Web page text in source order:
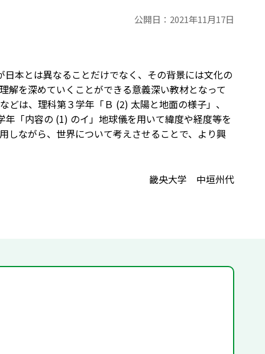
公開日： 2021年11月17日
本とは異なることだけでなく、その背景には文化の
解を深めていくことができる意義深い教材となって
は、理科第３学年「Ｂ (2) 太陽と地面の様子」、
「内容の (1) のイ」地球儀を用いて緯度や経度等を
しながら、世界について考えさせることで、より興
畿央大学 中垣州代